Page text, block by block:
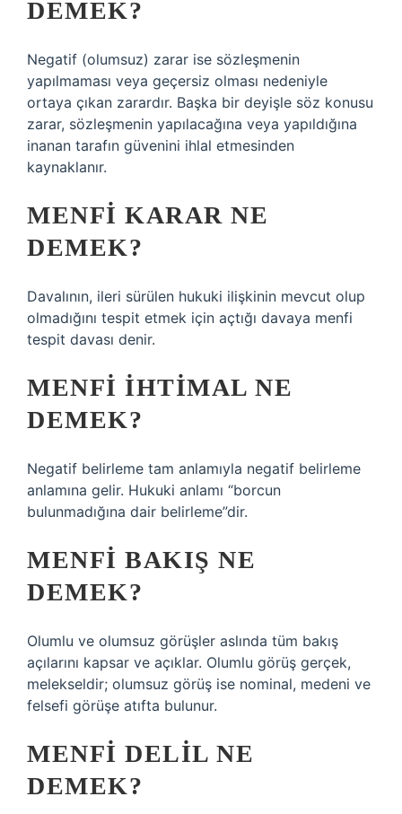
DEMEK?
Negatif (olumsuz) zarar ise sözleşmenin
yapılmaması veya geçersiz olması nedeniyle
ortaya çıkan zarardır. Başka bir deyişle söz konusu
zarar, sözleşmenin yapılacağına veya yapıldığına
inanan tarafın güvenini ihlal etmesinden
kaynaklanır.
MENFI KARAR NE
DEMEK?
Davalının, ileri sürülen hukuki ilişkinin mevcut olup
olmadığını tespit etmek için açtığı davaya menfi
tespit davası denir.
MENFI IHTIMAL NE
DEMEK?
Negatif belirleme tam anlamıyla negatif belirleme
anlamına gelir. Hukuki anlamı “borcun
bulunmadığına dair belirleme”dir.
MENFI BAKIŞ NE
DEMEK?
Olumlu ve olumsuz görüşler aslında tüm bakış
açılarını kapsar ve açıklar. Olumlu görüş gerçek,
melekseldir; olumsuz görüş ise nominal, medeni ve
felsefi görüşe atıfta bulunur.
MENFI DELIL NE
DEMEK?